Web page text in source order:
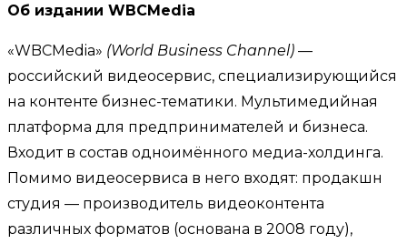
Об издании WBCMedia
«WBCMedia» (World Business Channel) —
российский видеосервис, специализирующийся
на контенте бизнес-тематики. Мультимедийная
платформа для предпринимателей и бизнеса.
Входит в состав одноимённого медиа-холдинга.
Помимо видеосервиса в него входят: продакшн
студия — производитель видеоконтента
различных форматов (основана в 2008 году),